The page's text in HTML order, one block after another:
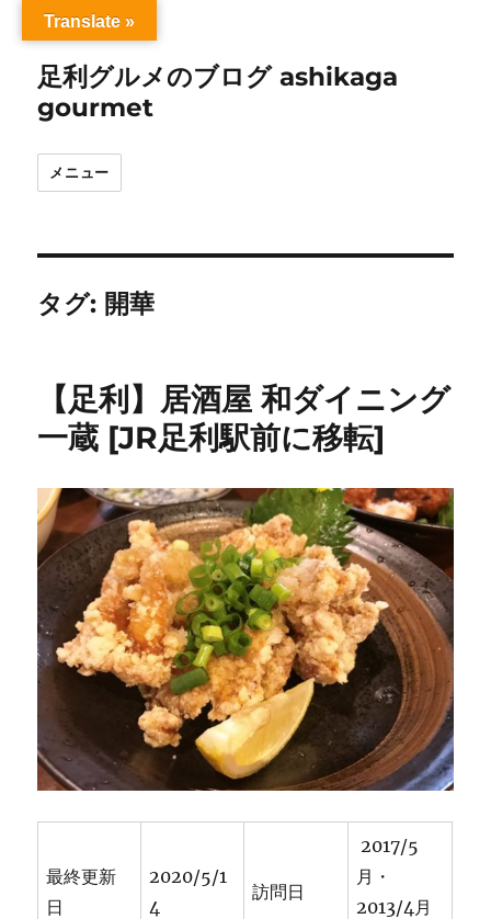
足利グルメのブログ ashikaga
gourmet
メニュー
タグ: 開華
【足利】居酒屋 和ダイニング
一蔵 [JR足利駅前に移転]
最終更新
日
2020/5/1
4
訪問日
2017/5
月・
2013/4月
Translate »